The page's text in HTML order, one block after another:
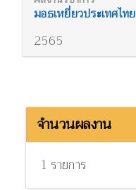
มอธเหยี่ยวประเทศไทย
2565
จำนวนผลงาน
1 รายการ